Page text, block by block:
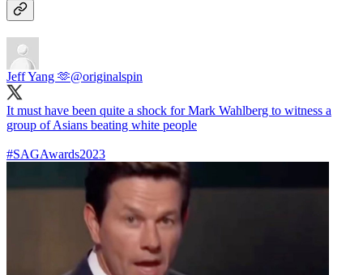
Jeff Yang 🫶@originalspin
It must have been quite a shock for Mark Wahlberg to witness a
group of Asians beating white people
#SAGAwards2023